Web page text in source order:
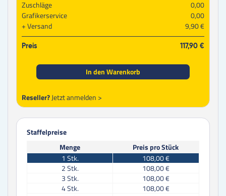
Zuschläge
0,00
Grafikerservice
0,00
Versand
9,90 €
Preis 117,90 €
In den Warenkorb
Reseller?Jetzt anmelden >
Staffelpreise
Menge
Preis pro Stück
1 Stk.
108,00 €
2Stk.
108,00 €
3Stk.
108,00 €
4Stk.
108,00 €